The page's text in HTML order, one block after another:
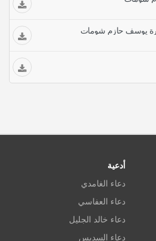
يوسف حازم شومات
أدعية
دعاء الغامدي
دعاء العفاسي
دعاء خالد الجليل
دعاء السديس